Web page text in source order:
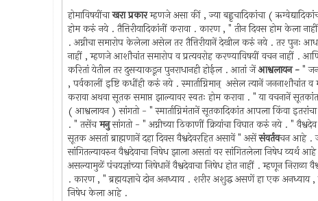
होमाविषयींचाखरा प्रकारम्हणजे असा कीं , ज्या बह्वृचादिकांचा (
होम करुं नये . तैत्तिरीयादिकांनीं करावा . कारण , " तीन दिवस होम केला
. अग्नीचा समारोप केलेला असेल तर तैत्तिरीयानें देखील करुं नये . तर पुनः
नाहीं , म्हणजे आशौचांत समारोप व प्रत्यवरोह करण्याविषयीं वचन नाहीं .
करितां येतील तर दुसर्‍याकडून पुनराधानही होईल . आतां जेंआश्वलायन -"
, पर्वकालीं इष्टि कधींही करुं नये . स्मार्ताग्निमान् ‍ असेल त्यानें जननाशौचांत
करावा अथवा सूतक समाप्त झाल्यावर स्वतः होम करावा . " या वचनानें
( आश्वलायन ) सांगतो - " स्मार्ताग्निमंतानें सूतकादिकांत आपला किंवा
. " तसेंचमनुसांगतो - " अग्नीच्या ठिकाणीं क्रियांचा विघात करुं नये . "
सूतक असतां ब्राह्मणानें दहा दिवस वैश्वदेवरहित असावें " असेंसंवर्तवचन आहे .
सांगितल्यावरुन वैश्वदेवाचा निषेध झाला असतां वर सांगितलेला निषेध व्यर्थ
असल्यामुळें पंचयज्ञांच्या निषेधानें वैश्वदेवाचा निषेध होत नाहीं . म्हणून निराळा
. कारण , " ब्रह्मयज्ञाचे दोन अनध्याय . शरीर अशुद्ध असणें हा एक अनध्याय
निषेध केला आहे .